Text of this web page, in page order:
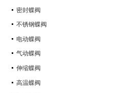
密封蝶阀
不锈钢蝶阀
电动蝶阀
气动蝶阀
伸缩蝶阀
高温蝶阀